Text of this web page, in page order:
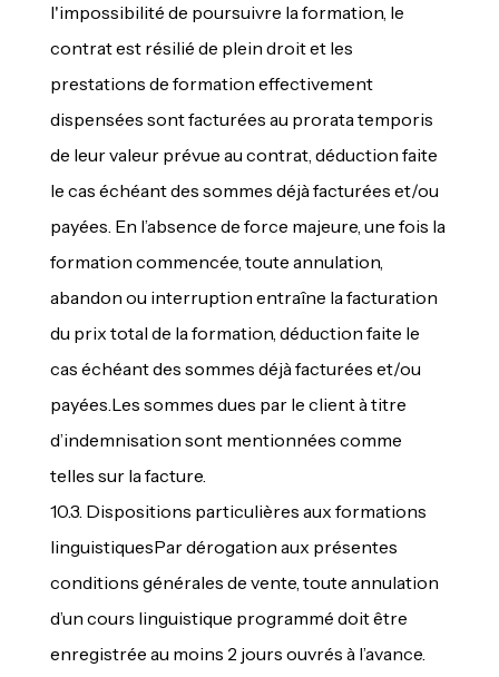
l'impossibilité de poursuivre la formation, le
contrat est résilié de plein droit et les
prestations de formation effectivement
dispensées sont facturées au prorata temporis
de leur valeur prévue au contrat, déduction faite
le cas échéant des sommes déjà facturées et/ou
payées. En l’absence de force majeure, une fois la
formation commencée, toute annulation,
abandon ou interruption entraîne la facturation
du prix total de la formation, déduction faite le
cas échéant des sommes déjà facturées et/ou
payées.Les sommes dues par le client à titre
d’indemnisation sont mentionnées comme
telles sur la facture.
10.3. Dispositions particulières aux formations
linguistiquesPar dérogation aux présentes
conditions générales de vente, toute annulation
d’un cours linguistique programmé doit être
enregistrée au moins 2 jours ouvrés à l’avance.